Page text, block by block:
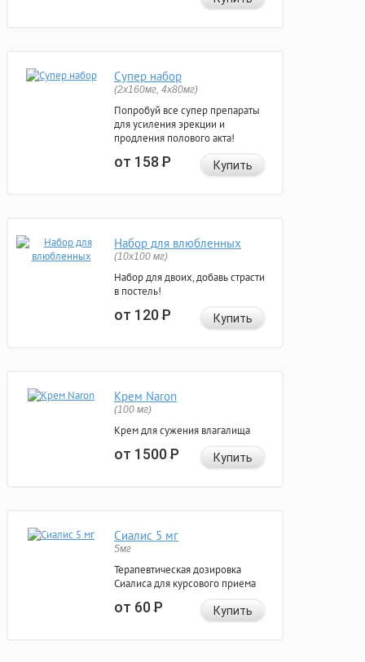
Супер набор
(2х160мг, 4х80мг)
Попробуй все супер препараты
для усиления эрекции и
продления полового акта!
от 158Р Купить
Набор для влюбленных
(10х100 мг)
Набор для двоих, добавь страсти
в постель!
от 120Р Купить
Крем Naron
(100 мг)
Крем для сужения влагалища
от 1500Р Купить
Сиалис 5 мг
5мг
Терапевтическая дозировка
Сиалиса для курсового приема
от 60Р Купить